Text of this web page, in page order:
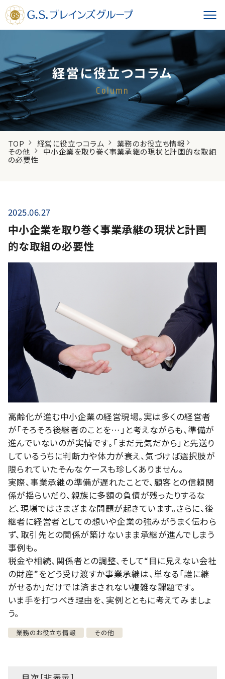
経営に役立つコラム
Column
TOP 経営に役立つコラム 業務のお役立ち情報
その他 中小企業を取り巻く事業承継の現状と計画的な取組
の必要性
2025.06.27
中小企業を取り巻く事業承継の現状と計画
的な取組の必要性
高齢化が進む中小企業の経営現場。実は多くの経営者
が「そろそろ後継者のことを…」と考えながらも、準備が
進んでいないのが実情です。「まだ元気だから」と先送り
しているうちに判断力や体力が衰え、気づけば選択肢が
限られていた――そんなケースも珍しくありません。
実際、事業承継の準備が遅れたことで、顧客との信頼関
係が揺らいだり、親族に多額の負債が残ったりするな
ど、現場ではさまざまな問題が起きています。さらに、後
継者に経営者としての想いや企業の強みがうまく伝わら
ず、取引先との関係が築けないまま承継が進んでしまう
事例も。
税金や相続、関係者との調整、そして“目に見えない会社
の財産”をどう受け渡すか――事業承継は、単なる「誰に継
がせるか」だけでは済まされない複雑な課題です。
いま手を打つべき理由を、実例とともに考えてみましょ
う。
業務のお役立ち情報 その他